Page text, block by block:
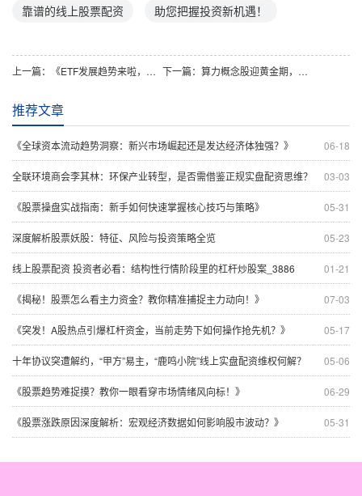
靠谱的线上股票配资 助您把握投资新机遇！
上一篇： 《ETF发展趋势来啦，普通投资者快看投资新机遇！》 下一篇： 算力概念股迎黄金期，政策技术双驱动或开启增长新篇章
推荐文章
06-18
《全球资本流动趋势洞察：新兴市场崛起还是发达经济体独强？》
03-03
全联环境商会李其林：环保产业转型，是否需借鉴正规实盘配资思维？
05-31
《股票操盘实战指南：新手如何快速掌握核心技巧与策略》
05-23
深度解析股票妖股：特征、风险与投资策略全览
01-21
线上股票配资 投资者必看：结构性行情阶段里的杠杆炒股案_3886
07-03
《揭秘！股票怎么看主力资金？教你精准捕捉主力动向！》
05-17
《突发！A股热点引爆杠杆资金，当前走势下如何操作抢先机？》
05-06
十年协议突遭解约，“甲方”易主，“鹿鸣小院”线上实盘配资维权何解？
06-29
《股票趋势难捉摸？教你一眼看穿市场情绪风向标！》
05-31
《股票涨跌原因深度解析：宏观经济数据如何影响股市波动？》